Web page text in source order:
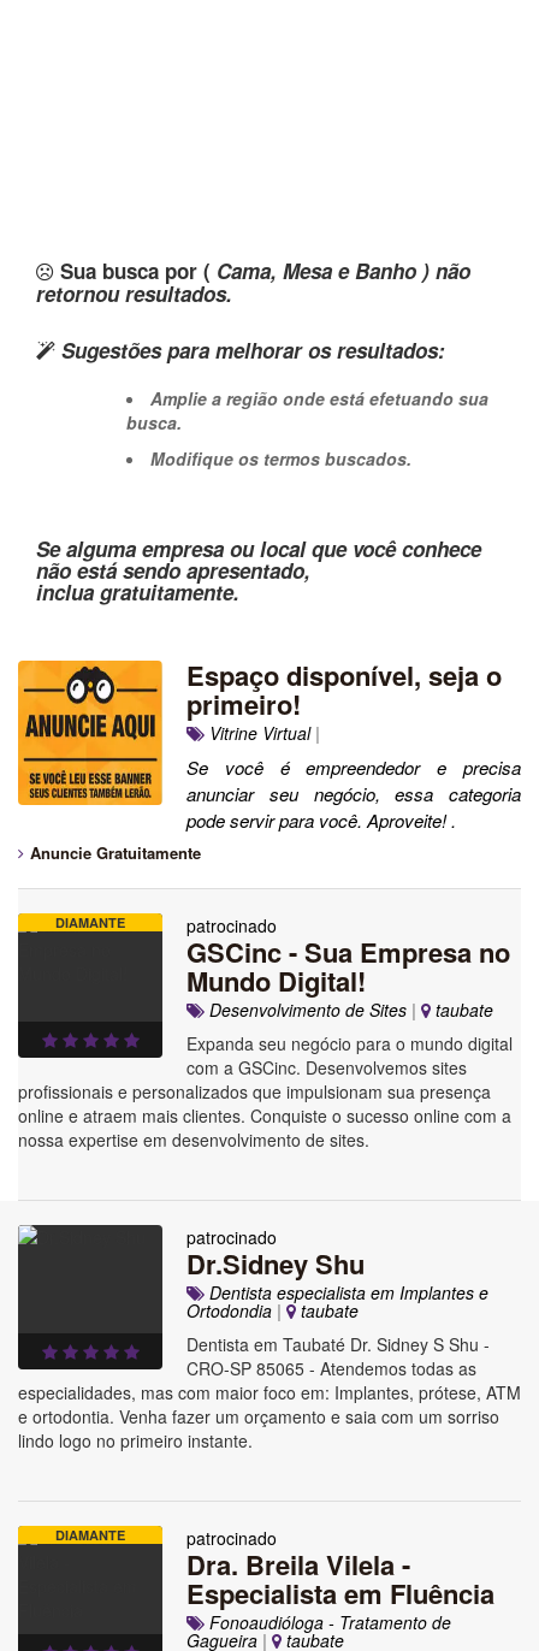
Sua busca por ( Cama, Mesa e Banho ) não
retornou resultados.
Sugestões para melhorar os resultados:
Amplie a região onde está efetuando sua
busca.
Modifique os termos buscados.
Se alguma empresa ou local que você conhece
não está sendo apresentado,
inclua gratuitamente.
Espaço disponível, seja o
primeiro!
Vitrine Virtual|
Se você é empreendedor e precisa
anunciar seu negócio, essa categoria
pode servir para você. Aproveite! .
Anuncie Gratuitamente
DIAMANTE patrocinado
GSCinc - Sua Empresa no
Mundo Digital!
Desenvolvimento de Sites |
taubate
Expanda seu negócio para o mundo digital
com a GSCinc. Desenvolvemos sites
profissionais e personalizados que impulsionam sua presença
online e atraem mais clientes. Conquiste o sucesso online com a
nossa expertise em desenvolvimento de sites.
patrocinado
Dr.Sidney Shu
Dentista especialista em Implantes e
Ortodondia |
taubate
Dentista em Taubaté Dr. Sidney S Shu -
CRO-SP 85065 - Atendemos todas as
especialidades, mas com maior foco em: Implantes, prótese, ATM
e ortodontia. Venha fazer um orçamento e saia com um sorriso
lindo logo no primeiro instante.
DIAMANTE patrocinado
Dra. Breila Vilela -
Especialista em Fluência
Fonoaudióloga - Tratamento de
Gagueira | taubate